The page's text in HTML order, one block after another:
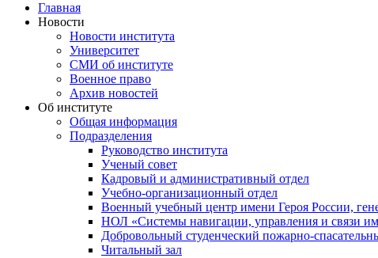
Главная
Новости
Новости института
Университет
СМИ об институте
Военное право
Архив новостей
Об институте
Общая информация
Подразделения
Руководство института
Ученый совет
Кадровый и административный отдел
Учебно-организационный отдел
Военный учебный центр имени Героя России,
НОЛ «Системы навигации, управления и связи
Добровольный студенческий пожарно-
Читальный зал